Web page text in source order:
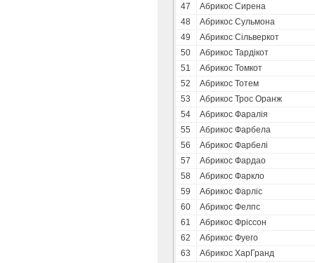
47
Абрикос Сирена
48
Абрикос Сульмона
49
Абрикос Сільверкот
50
Абрикос Тардікот
51
Абрикос Томкот
52
Абрикос Тотем
53
Абрикос Трос Оранж
54
Абрикос Фаралія
55
Абрикос Фарбела
56
Абрикос Фарбелі
57
Абрикос Фардао
58
Абрикос Фаркло
59
Абрикос Фарліс
60
Абрикос Фелпс
61
Абрикос Фріссон
62
Абрикос Фуего
63
Абрикос ХарГранд